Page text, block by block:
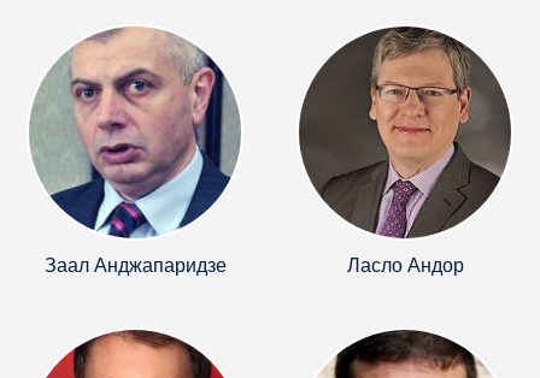
Заал Анджапаридзе Ласло Андор